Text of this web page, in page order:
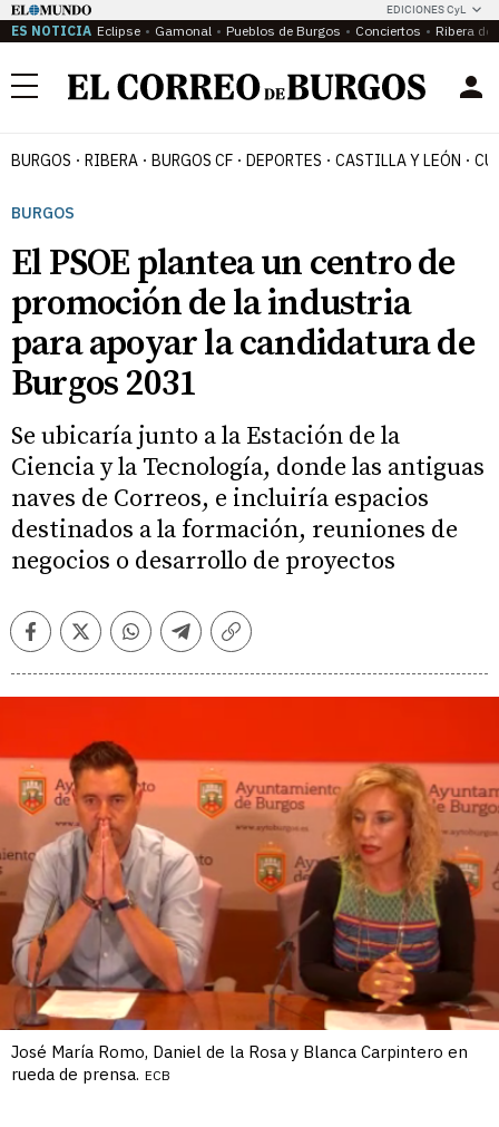
EDICIONES CyL
ES NOTICIA Eclipse Gamonal Pueblos de Burgos Conciertos Ribera del
Menú
BURGOS RIBERA BURGOS CF DEPORTES CASTILLA Y LEÓN
BURGOS
El PSOE plantea un centro de
promoción de la industria
para apoyar la candidatura de
Burgos 2031
Se ubicaría junto a la Estación de la
Ciencia y la Tecnología, donde las antiguas
naves de Correos, e incluiría espacios
destinados a la formación, reuniones de
negocios o desarrollo de proyectos
FacebookTwitterWhatsappTelegramCopiar
José María Romo, Daniel de la Rosa y Blanca Carpintero en
rueda de prensa. ECB